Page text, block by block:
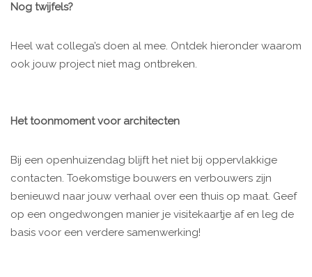
Nog twijfels?
Heel wat collega’s doen al mee. Ontdek hieronder waarom
ook jouw project niet mag ontbreken.
Het toonmoment voor architecten
Bij een openhuizendag blijft het niet bij oppervlakkige
contacten. Toekomstige bouwers en verbouwers zijn
benieuwd naar jouw verhaal over een thuis op maat. Geef
op een ongedwongen manier je visitekaartje af en leg de
basis voor een verdere samenwerking!